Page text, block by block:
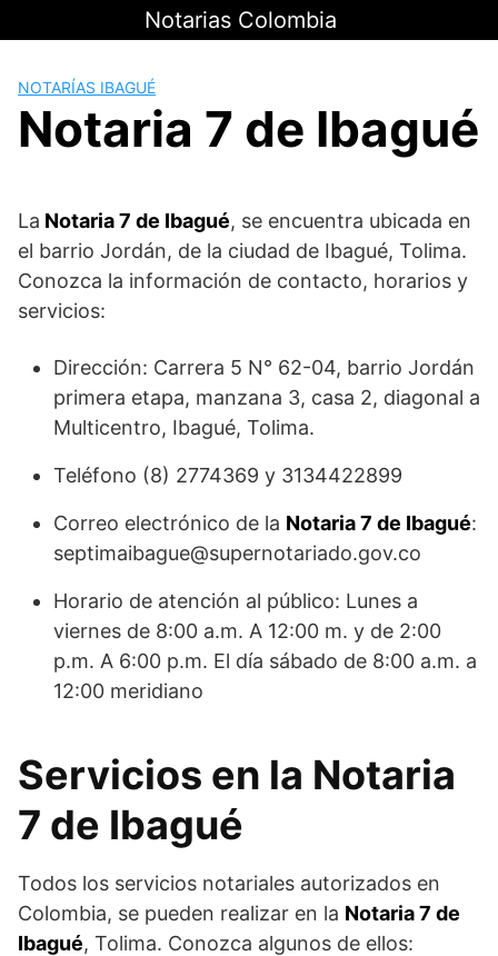
al
Notarias Colombia
NOTARÍAS IBAGUÉ
Notaria 7 de Ibagué
La Notaria 7 de Ibagué, se encuentra ubicada en
el barrio Jordán, de la ciudad de Ibagué, Tolima.
Conozca la información de contacto, horarios y
servicios:
Dirección: Carrera 5 N° 62-04, barrio Jordán
primera etapa, manzana 3, casa 2, diagonal a
Multicentro, Ibagué, Tolima.
Teléfono (8) 2774369 y 3134422899
Correo electrónico de la Notaria 7 de Ibagué:
septimaibague@supernotariado.gov.co
Horario de atención al público: Lunes a
viernes de 8:00 a.m. A 12:00 m. y de 2:00
p.m. A 6:00 p.m. El día sábado de 8:00 a.m. a
12:00 meridiano
Servicios en la Notaria
7 de Ibagué
Todos los servicios notariales autorizados en
Colombia, se pueden realizar en la Notaria 7 de
Ibagué, Tolima. Conozca algunos de ellos: